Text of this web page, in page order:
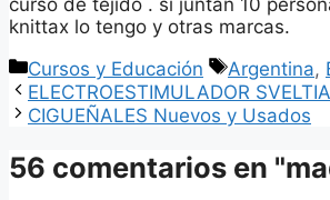
curso de tejido . si juntan 10
knittax lo tengo y otras marcas.
Categorías
Cursos y Educación Etiquetas
Argentina,
ELECTROESTIMULADOR
CIGUEÑALES Nuevos y Usados
56 comentarios en